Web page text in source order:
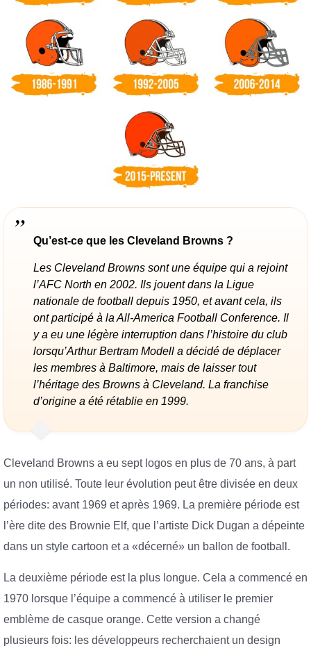
Qu’est-ce que les Cleveland Browns ?
Les Cleveland Browns sont une équipe qui a rejoint
l’AFC North en 2002. Ils jouent dans la Ligue
nationale de football depuis 1950, et avant cela, ils
ont participé à la All-America Football Conference. Il
y a eu une légère interruption dans l’histoire du club
lorsqu’Arthur Bertram Modell a décidé de déplacer
les membres à Baltimore, mais de laisser tout
l’héritage des Browns à Cleveland. La franchise
d’origine a été rétablie en 1999.
Cleveland Browns a eu sept logos en plus de 70 ans, à part
un non utilisé. Toute leur évolution peut être divisée en deux
périodes: avant 1969 et après 1969. La première période est
l’ère dite des Brownie Elf, que l’artiste Dick Dugan a dépeinte
dans un style cartoon et a «décerné» un ballon de football.
La deuxième période est la plus longue. Cela a commencé en
1970 lorsque l’équipe a commencé à utiliser le premier
emblème de casque orange. Cette version a changé
plusieurs fois: les développeurs recherchaient un design